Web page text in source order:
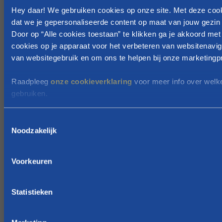
Hey daar! We gebruiken cookies op onze site. Met deze
dat we je gepersonaliseerde content op maat van jouw
Door op “Alle cookies toestaan” te klikken ga je akkoord
cookies op je apparaat voor het verbeteren van
van websitegebruik en om ons te helpen bij onze
Raadpleeg onze cookieverklaring voor meer info over
gebruiken.
Noodzakelijk
Voorkeuren
Statistieken
r
u
s
t
a
g
g
n
e